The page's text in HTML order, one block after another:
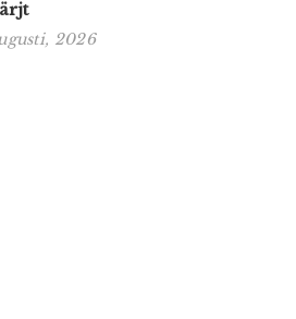
2026